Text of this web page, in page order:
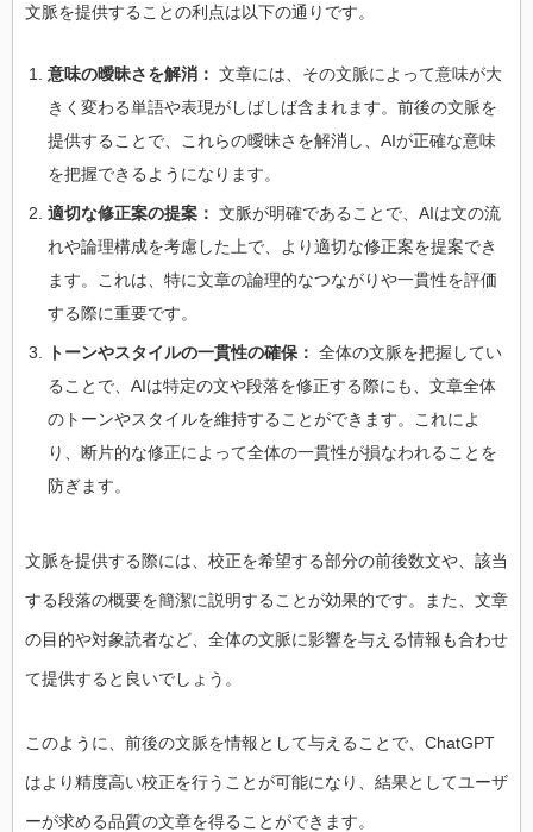
文脈を提供することの利点は以下の通りです。
意味の曖昧さを解消： 文章には、その文脈によって意味が大
きく変わる単語や表現がしばしば含まれます。前後の文脈を
提供することで、これらの曖昧さを解消し、AIが正確な意味
を把握できるようになります。
適切な修正案の提案： 文脈が明確であることで、AIは文の流
れや論理構成を考慮した上で、より適切な修正案を提案でき
ます。これは、特に文章の論理的なつながりや一貫性を評価
する際に重要です。
トーンやスタイルの一貫性の確保： 全体の文脈を把握してい
ることで、AIは特定の文や段落を修正する際にも、文章全体
のトーンやスタイルを維持することができます。これによ
り、断片的な修正によって全体の一貫性が損なわれることを
防ぎます。
文脈を提供する際には、校正を希望する部分の前後数文や、該当
する段落の概要を簡潔に説明することが効果的です。また、文章
の目的や対象読者など、全体の文脈に影響を与える情報も合わせ
て提供すると良いでしょう。
このように、前後の文脈を情報として与えることで、ChatGPT
はより精度高い校正を行うことが可能になり、結果としてユーザ
ーが求める品質の文章を得ることができます。